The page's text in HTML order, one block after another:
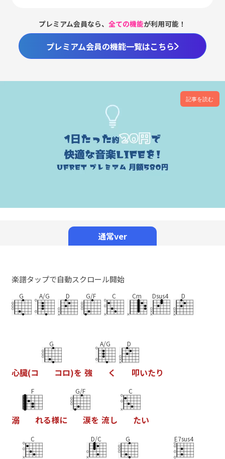
プレミアム会員なら、全ての機能が利用可能！
プレミアム会員の機能一覧はこちら
記事を読む
通常ver
楽譜タップで自動スクロール開始
G A/G D G/F C Cm Dsus4 D
心臓(コ
G
コロ)を 強
A/G
く
D
叩いたり
溺
F
れる様に
G/F
涙を 流し
C
たい
C D/C G E7sus4